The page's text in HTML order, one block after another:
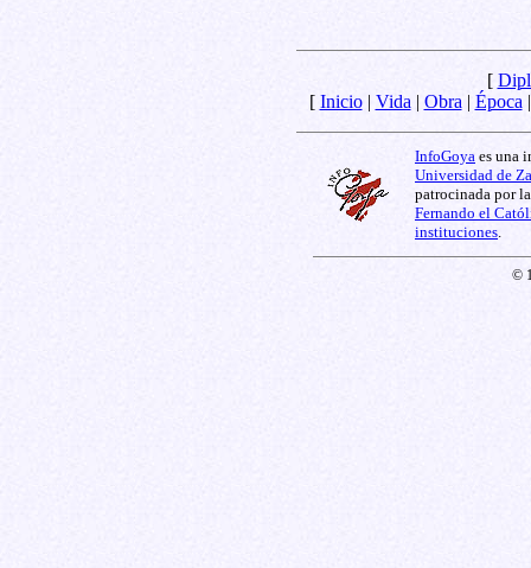
[
[ Inicio| Vida | Obra | Época
InfoGoya es una
Universidad de
patrocinada por
Fernando el
instituciones
©